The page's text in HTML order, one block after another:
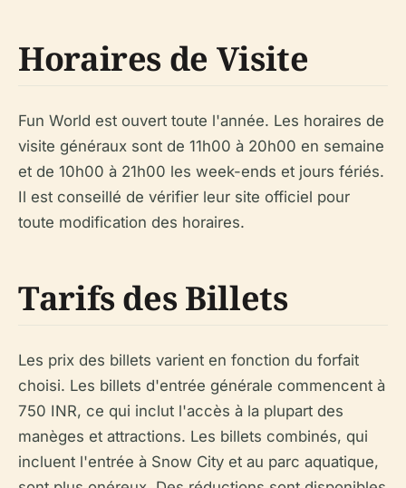
Horaires de Visite
Fun World est ouvert toute l'année. Les horaires de
visite généraux sont de 11h00 à 20h00 en semaine
et de 10h00 à 21h00 les week-ends et jours fériés.
Il est conseillé de vérifier leur site officiel pour
toute modification des horaires.
Tarifs des Billets
Les prix des billets varient en fonction du forfait
choisi. Les billets d'entrée générale commencent à
750 INR, ce qui inclut l'accès à la plupart des
manèges et attractions. Les billets combinés, qui
incluent l'entrée à Snow City et au parc aquatique,